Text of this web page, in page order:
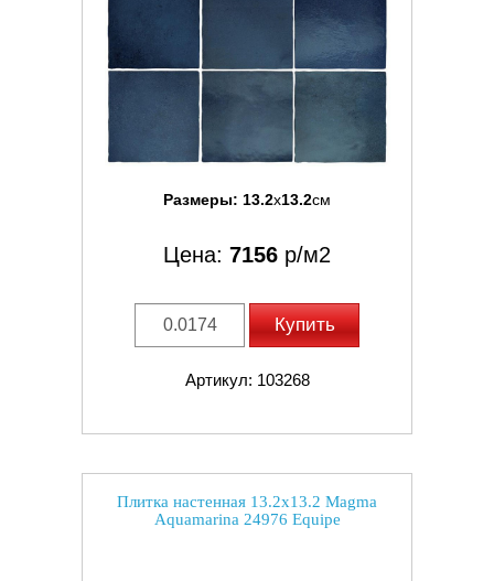
Размеры: 13.2x13.2см
Цена: 7156 р/м2
Купить
Артикул: 103268
Плитка настенная 13.2x13.2 Magma
Aquamarina 24976 Equipe